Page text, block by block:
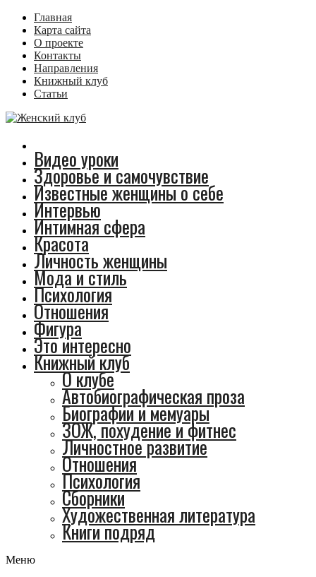
Главная
Карта сайта
О проекте
Контакты
Направления
Книжный клуб
Статьи
Видео уроки
Здоровье и самочувствие
Известные женщины о себе
Интервью
Интимная сфера
Красота
Личность женщины
Мода и стиль
Психология
Отношения
Фигура
Это интересно
Книжный клуб
О клубе
Автобиографическая проза
Биографии и мемуары
ЗОЖ, похудение и фитнес
Личностное развитие
Отношения
Психология
Сборники
Художественная литература
Книги подряд
Меню